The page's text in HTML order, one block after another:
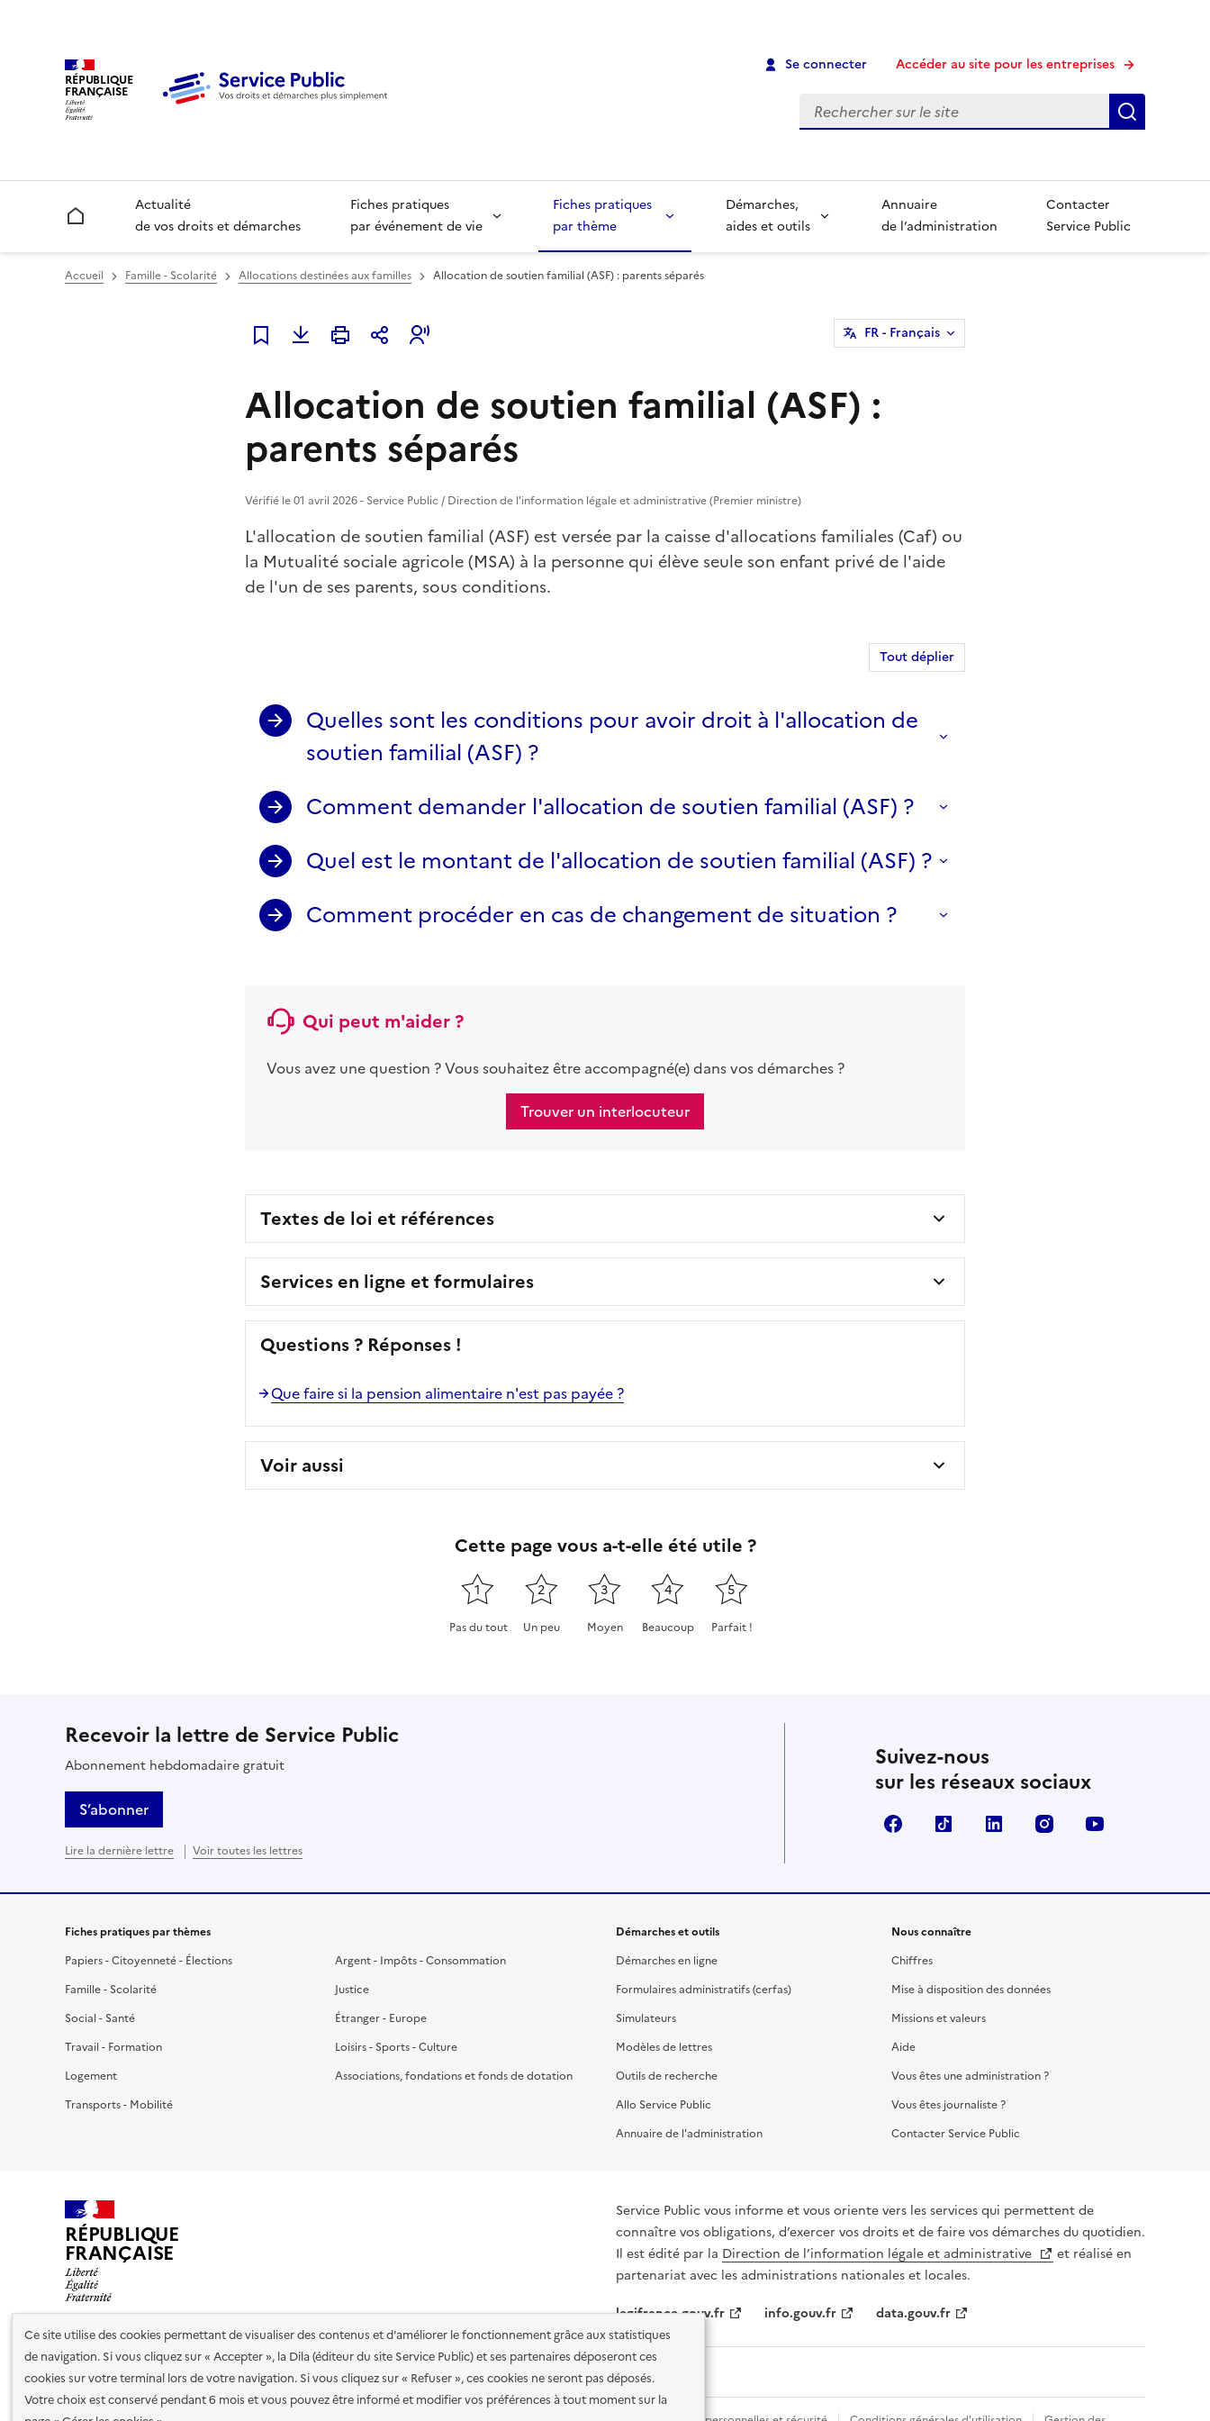
Ce site utilise des cookies permettant de visualiser des contenus et d'améliorer le fonctionnement grâce aux statistiques
de navigation. Si vous cliquez sur « Accepter », la Dila (éditeur du site Service Public) et ses partenaires déposeront ces
cookies sur votre terminal lors de votre navigation. Si vous cliquez sur « Refuser », ces cookies ne seront pas déposés.
Votre choix est conservé pendant 6 mois et vous pouvez être informé et modifier vos préférences à tout moment sur la
RÉPUBLIQUE
FRANÇAISE
Se connecter Accéder au site pour les entreprises
Recherche
Accueil
Actualité
de vos droits et démarches
Fiches pratiques
par événement de vie
Fiches pratiques
par thème
Démarches,
aides et outils
Annuaire
de l’administration
Contacter
Service Public
Accueil Famille - Scolarité Allocations destinées aux familles Allocation de soutien familial (ASF) : parents séparés
Ajouter à mes favoris
FR- Français
Allocation de soutien familial (ASF) :
parents séparés
Vérifié le 01 avril 2026 - Service Public / Direction de l'information légale et administrative (Premier ministre)
L'allocation de soutien familial (ASF) est versée par la caisse d'allocations familiales (Caf) ou
la Mutualité sociale agricole (MSA) à la personne qui élève seule son enfant privé de l'aide
de l'un de ses parents, sous conditions.
Tout déplier
Quelles sont les conditions pour avoir droit à l'allocation de
soutien familial (ASF) ?
Comment demander l'allocation de soutien familial (ASF) ?
Quel est le montant de l'allocation de soutien familial (ASF) ?
Comment procéder en cas de changement de situation ?
Qui peut m'aider ?
Vous avez une question ? Vous souhaitez être accompagné(e) dans vos démarches ?
Trouver un interlocuteur
Textes de loi et références
Services en ligne et formulaires
Questions ? Réponses !
Que faire si la pension alimentaire n'est pas payée ?
Voir aussi
Cette page vous a-t-elle été utile ?
1
Pas du tout
2
Un peu
3
Moyen
4
Beaucoup
5
Parfait !
Recevoir la lettre de Service Public
Abonnement hebdomadaire gratuit
S’abonner
Lire la dernière lettre Voir toutes les lettres
Suivez-nous
sur les réseaux sociaux
FacebookTikTok LinkedIn Instagram
Fiches pratiques par thèmes
Papiers - Citoyenneté - Élections
Famille - Scolarité
Social - Santé
Travail - Formation
Logement
Transports - Mobilité
Argent - Impôts - Consommation
Justice
Étranger - Europe
Loisirs - Sports - Culture
Associations, fondations et fonds de dotation
Démarches et outils
Démarches en ligne
Formulaires administratifs (cerfas)
Simulateurs
Modèles de lettres
Outils de recherche
Allo Service Public
Annuaire de l'administration
Nous connaître
Chiffres
Mise à disposition des données
Missions et valeurs
Aide
Vous êtes une administration ?
Vous êtes journaliste ?
Contacter Service Public
RÉPUBLIQUE
FRANÇAISE
Service Public vous informe et vous oriente vers les services qui permettent de
connaître vos obligations, d’exercer vos droits et de faire vos démarches du quotidien.
Il est édité par la Direction de l’information légale et administrative
et réalisé en
partenariat avec les administrations nationales et locales.
legifrance.gouv.fr
info.gouv.fr data.gouv.fr
Nos partenaires